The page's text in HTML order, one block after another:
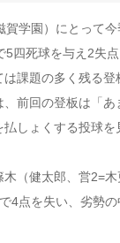
賀学園）にとって
5四死球を与え2失
は課題の多く残る
、前回の登板は「あ
しょくする投球を
木（健太郎、営2=
4点を失い、劣勢